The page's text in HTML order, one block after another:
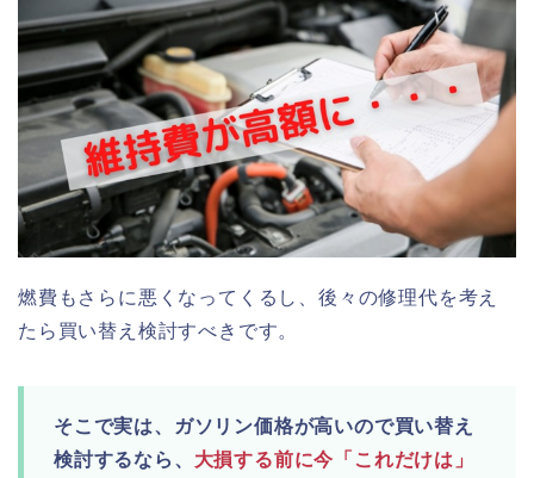
燃費もさらに悪くなってくるし、後々の修理代を考え
たら買い替え検討すべきです。
そこで実は、ガソリン価格が高いので買い替え
検討するなら、 大損する前に今「これだけは」